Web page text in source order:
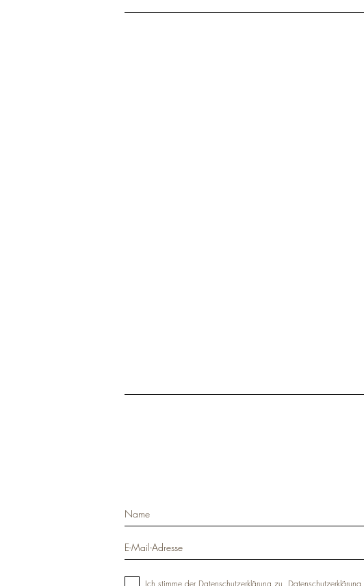
Ich stimme der Datenschutzerklärung zu. Datenschutzerklärung